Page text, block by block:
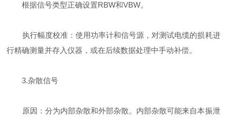
根据信号类型正确设置RBW和VBW。
执行幅度校准：使用功率计和信号源，对测试电缆的损耗进
行精确测量并存入仪器，或在后续数据处理中手动补偿。
3.杂散信号
原因：分为内部杂散和外部杂散。内部杂散可能来自本振泄